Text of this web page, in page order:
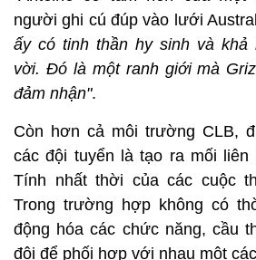
người ghi cú đúp vào lưới
ấy có tinh thần hy sinh và khả
vời. Đó là một ranh giới mà
đảm nhận".
Còn hơn cả môi trường CLB,
các đội tuyển là tạo ra mối
Tính nhất thời của các cuộc
Trong trường hợp không có
động hóa các chức năng, cầu
đôi để phối hợp với nhau một